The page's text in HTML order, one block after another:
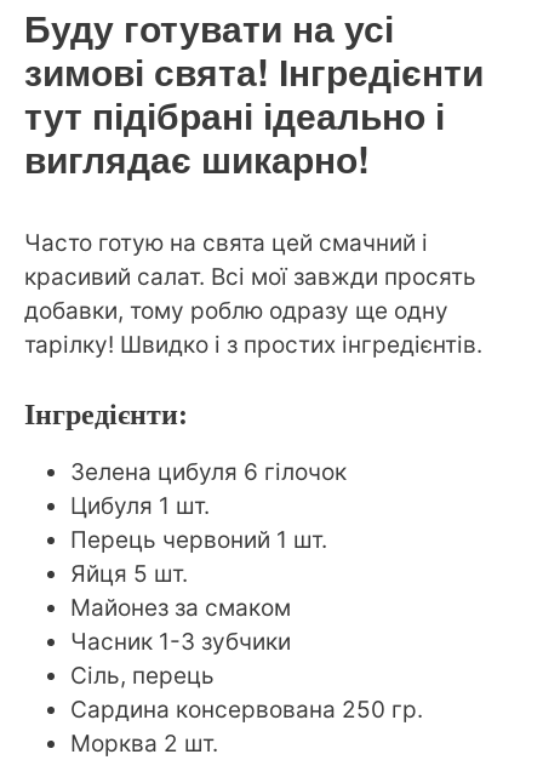
Буду готувати на усі
зимові свята! Інгредієнти
тут підібрані ідеально і
виглядає шикарно!
Часто готую на свята цей смачний і
красивий салат. Всі мої завжди просять
добавки, тому роблю одразу ще одну
тарілку! Швидко і з простих інгредієнтів.
Інгредієнти:
Зелена цибуля 6 гілочок
Цибуля 1 шт.
Перець червоний 1 шт.
Яйця 5 шт.
Майонез за смаком
Часник 1-3 зубчики
Сіль, перець
Сардина консервована 250 гр.
Морква 2 шт.